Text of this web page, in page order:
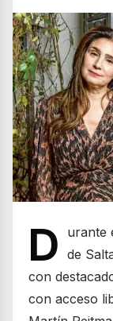
D
urante
de
con
con acceso